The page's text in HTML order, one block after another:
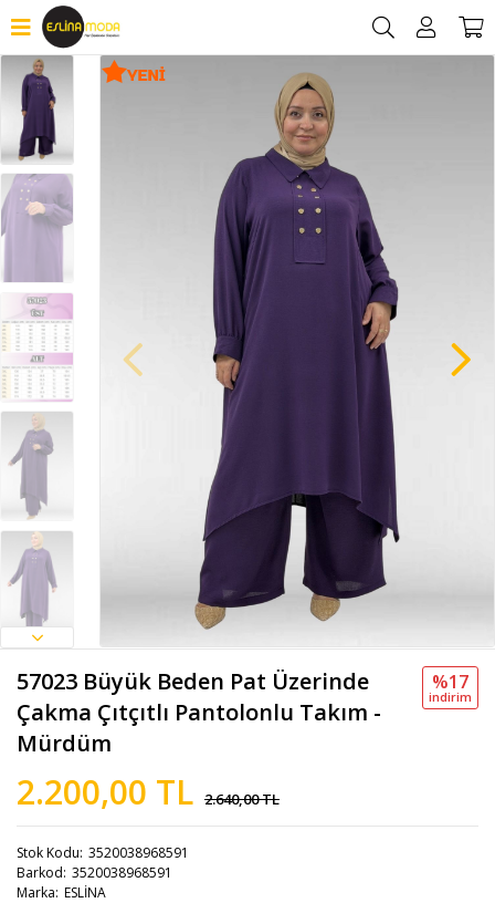
57023 Büyük Beden Pat Üzerinde
Çakma Çıtçıtlı Pantolonlu Takım -
Mürdüm
2.200,00 TL 2.640,00 TL
%17
i̇ndi̇ri̇m
Stok Kodu 3520038968591
Barkod 3520038968591
Marka ESLİNA